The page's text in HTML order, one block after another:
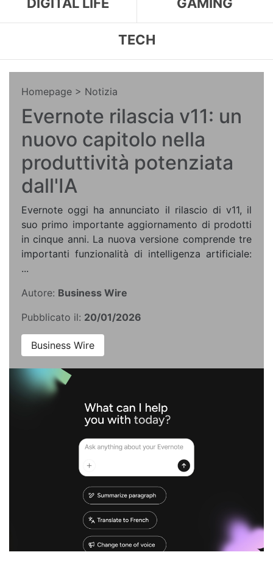
TECH
Homepage > Notizia
Evernote rilascia v11: un
nuovo capitolo nella
produttività potenziata
dall'IA
Evernote oggi ha annunciato il rilascio di v11, il
suo primo importante aggiornamento di prodotti
in cinque anni. La nuova versione comprende tre
importanti funzionalità di intelligenza artificiale:
...
Autore: Business Wire
Pubblicato il: 20/01/2026
Business Wire